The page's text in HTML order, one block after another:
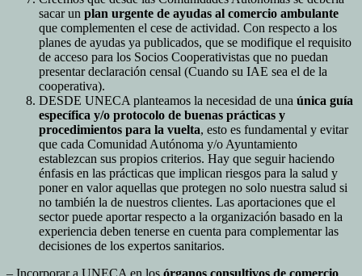
sacar un plan urgente de ayudas al comercio ambulante
que complementen el cese de actividad. Con respecto a los
planes de ayudas ya publicados, que se modifique el requisito
de acceso para los Socios Cooperativistas que no puedan
presentar declaración censal (Cuando su IAE sea el de la
cooperativa).
DESDE UNECA planteamos la necesidad de una única guía
específica y/o protocolo de buenas prácticas y
procedimientos para la vuelta, esto es fundamental y evitar
que cada Comunidad Autónoma y/o Ayuntamiento
establezcan sus propios criterios. Hay que seguir haciendo
énfasis en las prácticas que implican riesgos para la salud y
poner en valor aquellas que protegen no solo nuestra salud si
no también la de nuestros clientes. Las aportaciones que el
sector puede aportar respecto a la organización basado en la
experiencia deben tenerse en cuenta para complementar las
decisiones de los expertos sanitarios.